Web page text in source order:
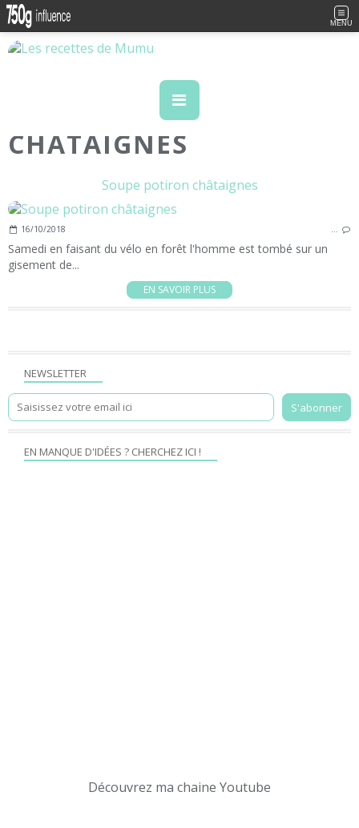
MENU
CHATAIGNES
Soupe potiron châtaignes
16/10/2018 …
Samedi en faisant du vélo en forêt l'homme est tombé sur un
gisement de...
EN SAVOIR PLUS
NEWSLETTER
EN MANQUE D'IDÉES ? CHERCHEZ ICI !
Découvrez ma chaine Youtube